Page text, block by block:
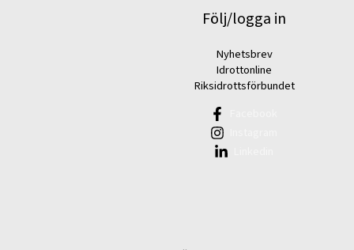
Följ/logga in
Nyhetsbrev
Idrottonline
Riksidrottsförbundet